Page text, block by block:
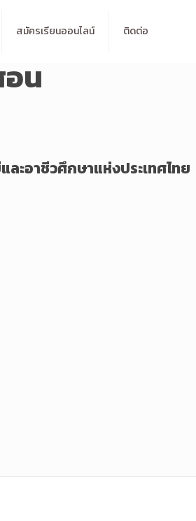
สมัครเรียนออนไลน์ ติดต่อ
น
ะอาชีวศึกษาแห่งประเทศไทย